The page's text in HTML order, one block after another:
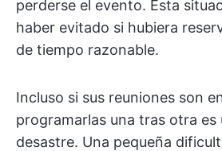
perderse el evento. Esta
haber evitado si hubiera
de tiempo razonable.
Incluso si sus reuniones son
programarlas una tras otra es
desastre. Una pequeña